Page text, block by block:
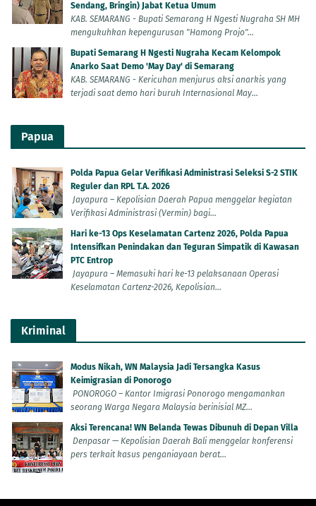
Sendang, Bringin) Jabat Ketua Umum
KAB. SEMARANG - Bupati Semarang H Ngesti Nugraha SH MH
mengukuhkan kepengurusan "Hamong Projo"...
Bupati Semarang H Ngesti Nugraha Kecam Kelompok
Anarko Saat Demo 'May Day' di Semarang
KAB. SEMARANG - Kericuhan menjurus aksi anarkis yang
terjadi saat demo hari buruh Internasional May...
Papua
Polda Papua Gelar Verifikasi Administrasi Seleksi S-2 STIK
Reguler dan RPL T.A. 2026
Jayapura – Kepolisian Daerah Papua menggelar kegiatan
Verifikasi Administrasi (Vermin) bagi...
Hari ke-13 Ops Keselamatan Cartenz 2026, Polda Papua
Intensifkan Penindakan dan Teguran Simpatik di Kawasan
PTC Entrop
Jayapura – Memasuki hari ke-13 pelaksanaan Operasi
Keselamatan Cartenz-2026, Kepolisian...
Kriminal
Modus Nikah, WN Malaysia Jadi Tersangka Kasus
Keimigrasian di Ponorogo
PONOROGO – Kantor Imigrasi Ponorogo mengamankan
seorang Warga Negara Malaysia berinisial MZ...
Aksi Terencana! WN Belanda Tewas Dibunuh di Depan Villa
Denpasar — Kepolisian Daerah Bali menggelar konferensi
pers terkait kasus penganiayaan berat...